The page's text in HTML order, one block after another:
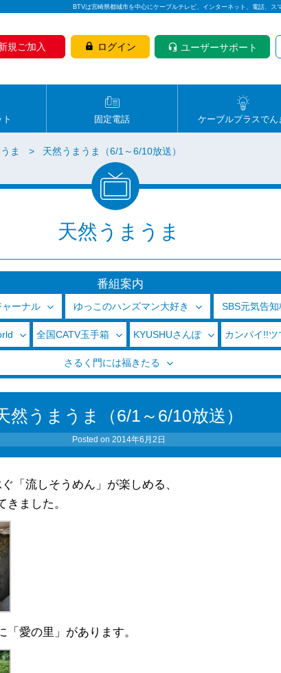
BTVは宮崎県都城市を中心にケーブルテレビ、インターネット、電話、ス
規ご加入 ログイン ユーザーサポート
固定電話 ケーブルプラスでん
ま 天然うまうま（6/1～6/10放送）
天然うまうま
番組案内
ーナル ゆっこのハンズマン大好き SBS元気告知
全国CATV玉手箱 KYUSHUさんぽ カンパイ!!ツ
さるく門には福きたる
然うまうま（6/1～6/10放送）
Posted on 2014年6月2日
「流しそうめん」が楽しめる、
きました。
愛の里」があります。